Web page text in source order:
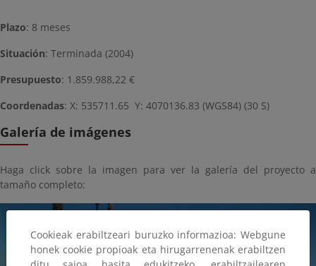
Plazo: 8 meses
Situación: Terminada (2004)
Presupuesto: 1.859.988,22 €
Coordenadas: X: 535711.65 Y: 4070136.83 (WGS84) (30 S)
Galería de imágenes
Haga click sobre la imagen para ver la galería del proyecto a
tamaño completo:
Cookieak erabiltzeari buruzko informazioa: Webgune
honek cookie propioak eta hirugarrenenak erabiltzen